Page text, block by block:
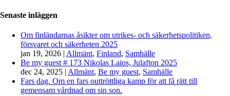
Senaste inläggen
Om finländarnas åsikter om utrikes- och säkerhetspolitiken,
försvaret och säkerheten 2025
jan 19, 2026 | Allmänt, Finland, Samhälle
Be my guest # 173 Nikolas Laios, Julafton 2025
dec 24, 2025 | Allmänt, Be my guest, Samhälle
Fars dag. Om en fars outtröttliga kamp för att få rätt till
gemensam vårdnad om sin son.